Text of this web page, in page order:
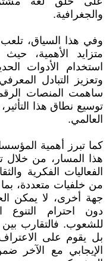
والجغرافية.
وفي هذا السياق، تلعب
متزايد الأهمية،
استخدام الأدوات
وتعزيز التبادل
ساهمت المنصات
توسيع نطاق هذا
العالمي.
كما تبرز أهمية
هذا المسار، من خلال
الفعاليات الفكرية
من خلفيات متعددة،
جهة أخرى، لا يمكن
دون احترام التنوع
للشعوب. فالتقارب بين
بل يقوم على
الإيجابي مع الآخر